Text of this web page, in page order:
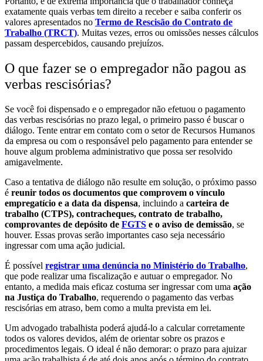
exatamente quais verbas tem direito a receber e saiba conferir os
valores apresentados no Termo de Rescisão do Contrato de
Trabalho (TRCT). Muitas vezes, erros ou omissões nesses cálculos
passam despercebidos, causando prejuízos.
O que fazer se o empregador não pagou as
verbas rescisórias?
Se você foi dispensado e o empregador não efetuou o pagamento
das verbas rescisórias no prazo legal, o primeiro passo é buscar o
diálogo. Tente entrar em contato com o setor de Recursos Humanos
da empresa ou com o responsável pelo pagamento para entender se
houve algum problema administrativo que possa ser resolvido
amigavelmente.
Caso a tentativa de diálogo não resulte em solução, o próximo passo
é reunir todos os documentos que comprovem o vínculo
empregatício e a data da dispensa, incluindo a carteira de
trabalho (CTPS), contracheques, contrato de trabalho,
comprovantes de depósito de FGTS e o aviso de demissão, se
houver. Essas provas serão importantes caso seja necessário
ingressar com uma ação judicial.
É possível registrar uma denúncia no Ministério do Trabalho,
que pode realizar uma fiscalização e autuar o empregador. No
entanto, a medida mais eficaz costuma ser ingressar com uma ação
na Justiça do Trabalho, requerendo o pagamento das verbas
rescisórias em atraso, bem como a multa prevista em lei.
Um advogado trabalhista poderá ajudá-lo a calcular corretamente
todos os valores devidos, além de orientar sobre os prazos e
procedimentos legais. O ideal é não demorar: o prazo para ajuizar